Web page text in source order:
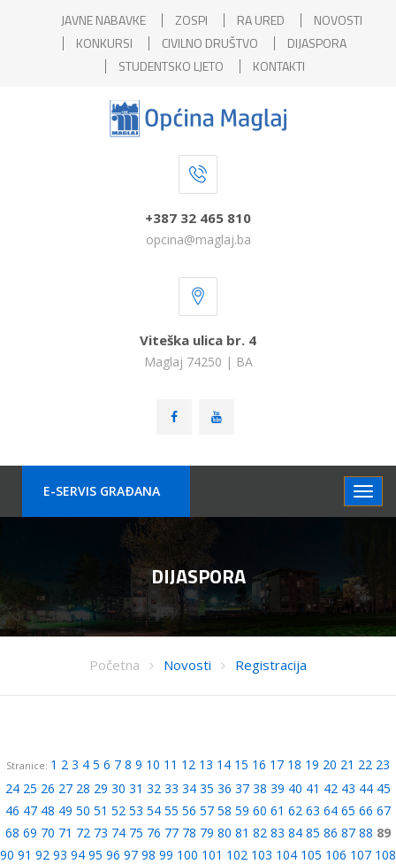
JAVNE NABAVKE ZOSPI RA URED
NOVOSTI
KONKURSI
CIVILNO DRUŠTVO
DIJASPORA
STUDENTSKO LJETO
KONTAKTI
+387 32 465 810
opcina@maglaj.ba
Viteška ulica br. 4
Maglaj 74250 | BA
E-SERVIS GRAÐANA
DIJASPORA
Početna Novosti Registracija
Stranice: 1 2 3 4 5 6 7 8 9 10 11 12 13 14 15 16 17 18 19 20 21 22 23
24 25 26 27 28 29 30 31 32 33 34 35 36 37 38 39 40 41 42 43 44 45
46 47 48 49 50 51 52 53 54 55 56 57 58 59 60 61 62 63 64 65 66 67
68 69 70 71 72 73 74 75 76 77 78 79 80 81 82 83 84 85 86 87 88 89
90 91 92 93 94 95 96 97 98 99 100 101 102 103 104 105 106 107 108